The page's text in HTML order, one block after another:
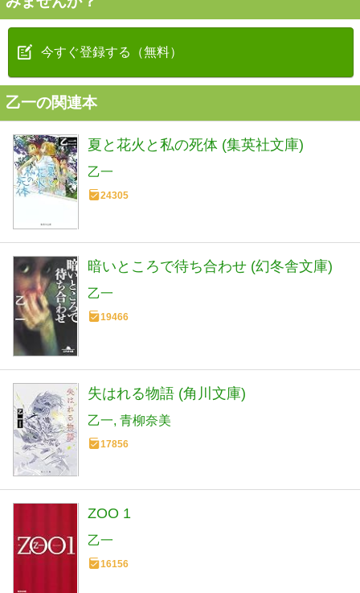
今すぐ登録する（無料）
乙一の関連本
夏と花火と私の死体 (集英社文庫)
乙一
24305
暗いところで待ち合わせ (幻冬舎文庫)
乙一
19466
失はれる物語 (角川文庫)
乙一 青柳奈美
17856
ZOO 1
乙一
16156